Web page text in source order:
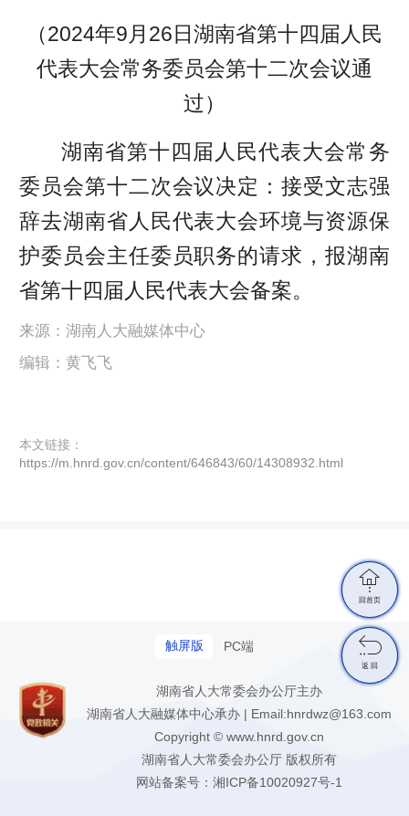
（2024年9月26日湖南省第十四届人民
代表大会常务委员会第十二次会议通
过）
湖南省第十四届人民代表大会常务
委员会第十二次会议决定：接受文志强
辞去湖南省人民代表大会环境与资源保
护委员会主任委员职务的请求，报湖南
省第十四届人民代表大会备案。
来源：湖南人大融媒体中心
编辑：黄飞飞
本文链接：
https://m.hnrd.gov.cn/content/646843/60/14308932.html
触屏版 PC端
湖南省人大常委会办公厅主办
湖南省人大融媒体中心承办 | Email:hnrdwz@163.com
Copyright © www.hnrd.gov.cn
湖南省人大常委会办公厅 版权所有
网站备案号：湘ICP备10020927号-1

回首页

返 回